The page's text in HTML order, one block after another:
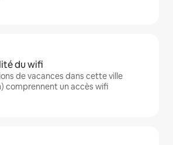
du wifi
de vacances dans cette ville
comprennent un accès wifi